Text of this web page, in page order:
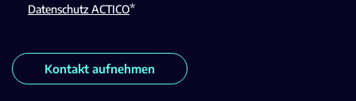
Datenschutz ACTICO*
Kontakt aufnehmen